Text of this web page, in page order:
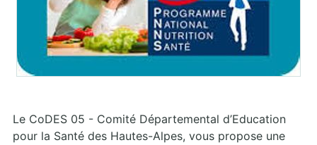
Le CoDES 05 - Comité Départemental d’Education
pour la Santé des Hautes-Alpes, vous propose une